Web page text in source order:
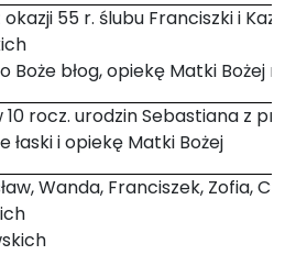
okazji 55 r. ślubu Franciszki i
Boże błog, opiekę Matki Bożej na
10 rocz. urodzin Sebastiana z
łaski i opiekę Matki Bożej
Wanda, Franciszek, Zofia,